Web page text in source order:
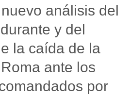
análisis del
y del
la caída de la
ante los
por